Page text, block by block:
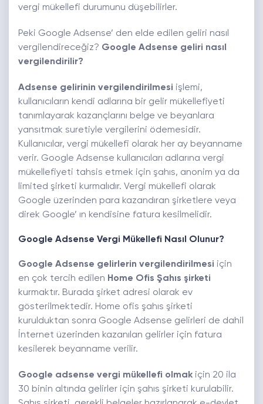
vergi mükellefi durumunu düşebilirler.
Peki Google Adsense’ den elde edilen geliri nasıl
vergilendireceğiz? Google Adsense geliri nasıl
vergilendirilir?
Adsense gelirinin vergilendirilmesi işlemi,
kullanıcıların kendi adlarına bir gelir mükellefiyeti
tanımlayarak kazançlarını belge ve beyanlara
yansıtmak suretiyle vergilerini ödemesidir.
Kullanıcılar, vergi mükellefi olarak her ay beyanname
verir. Google Adsense kullanıcıları adlarına vergi
mükellefiyeti tahsis etmek için şahıs, anonim ya da
limited şirketi kurmalıdır. Vergi mükellefi olarak
Google üzerinden para kazandıran şirketlere veya
direk Google’ ın kendisine fatura kesilmelidir.
Google Adsense Vergi Mükellefi Nasıl Olunur?
Google Adsense gelirlerin vergilendirilmesi için
en çok tercih edilen Home Ofis Şahıs şirketi
kurmaktır. Burada şirket adresi olarak ev
gösterilmektedir. Home ofis şahıs şirketi
kurulduktan sonra Google Adsense gelirleri de dahil
İnternet üzerinden kazanılan gelirler için fatura
kesilerek beyanname verilir.
Google adsense vergi mükellefi olmak için 20 ila
30 binin altında gelirler için şahıs şirketi kurulabilir.